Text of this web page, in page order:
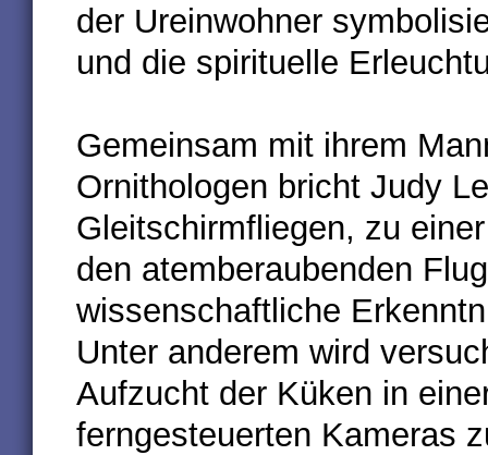
der Ureinwohner
und die spirituelle
Gemeinsam mit ihrem
Ornithologen bricht Judy
Gleitschirmfliegen, zu
den atemberaubenden
wissenschaftliche
Unter anderem wird
Aufzucht der Küken in
ferngesteuerten Kameras